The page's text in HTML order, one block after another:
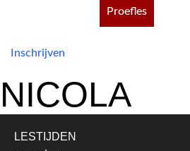
Proefles
Inschrijven
NICOLA
LESTIJDEN